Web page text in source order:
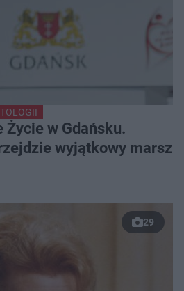
Życie w Gdańsku.
wyjątkowy marsz
29